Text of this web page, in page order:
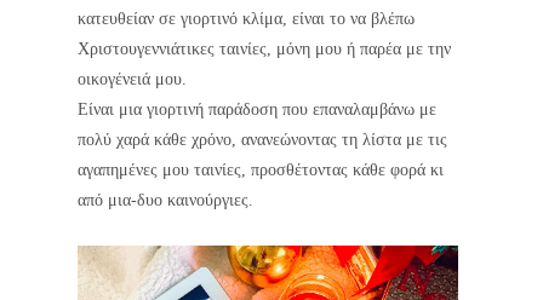
κατευθείαν σε γιορτινό κλίμα, είναι το να βλέπω
Χριστουγεννιάτικες ταινίες, μόνη μου ή παρέα με την
οικογένειά μου.
Είναι μια γιορτινή παράδοση που επαναλαμβάνω με
πολύ χαρά κάθε χρόνο, ανανεώνοντας τη λίστα με τις
αγαπημένες μου ταινίες, προσθέτοντας κάθε φορά κι
από μια-δυο καινούργιες.